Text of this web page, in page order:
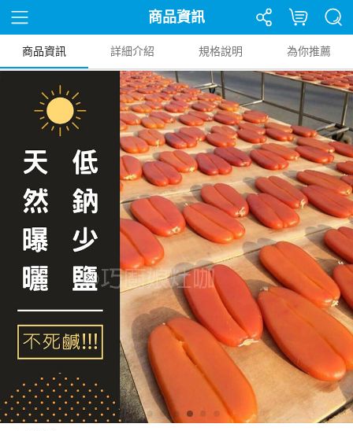
商品資訊
商品資訊 詳細介紹 規格說明 為你推薦